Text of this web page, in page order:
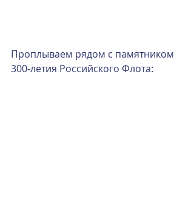
Проплываем рядом с памятником
300-летия Российского Флота: